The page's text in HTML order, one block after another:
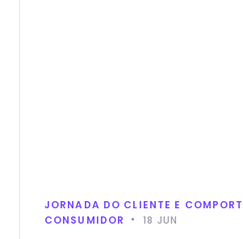
JORNADA DO CLIENTE E
CONSUMIDOR
18 JUN